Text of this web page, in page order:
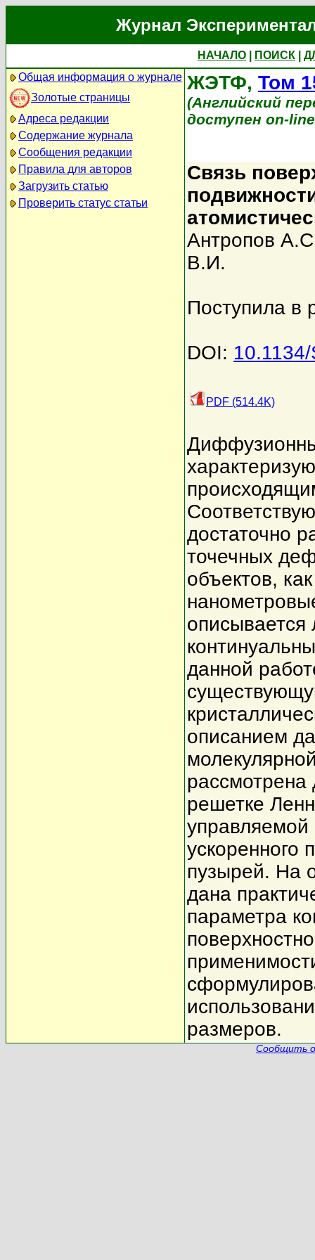
Журнал
НАЧАЛО ПОИСК
Общая информация о журнале
Золотые страницы
Адреса редакции
Содержание журнала
Сообщения редакции
Правила для авторов
Загрузить статью
Проверить статус статьи
ЖЭТФ, Том
(Английский
доступен on-
Связь
Антропов
В.И.
Поступила в
DOI:
PDF (514.4K)
достаточно
точечных
объектов,
данной
описанием
решетке
управляемой
ускоренного
пузырей. На
дана
параметра
размеров.
Сообщить о